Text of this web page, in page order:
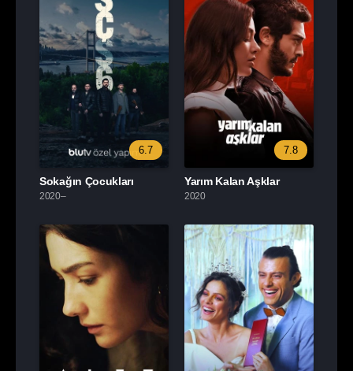
6.7
Sokağın Çocukları
2020–
7.8
Yarım Kalan Aşklar
2020